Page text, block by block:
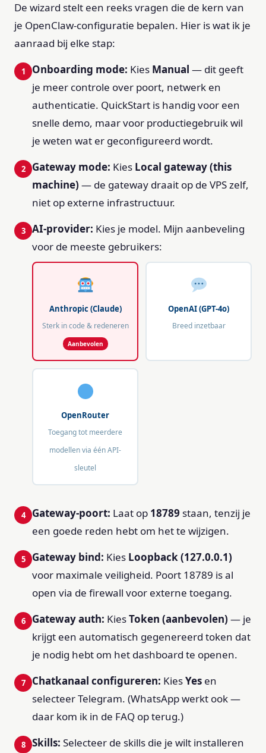
De wizard stelt een reeks vragen die de kern van
je OpenClaw-configuratie bepalen. Hier is wat ik je
aanraad bij elke stap:
Onboarding mode: Kies Manual — dit geeft
je meer controle over poort, netwerk en
authenticatie. QuickStart is handig voor een
snelle demo, maar voor productiegebruik wil
je weten wat er geconfigureerd wordt.
Gateway mode: Kies Local gateway (this
machine) — de gateway draait op de VPS zelf,
niet op externe infrastructuur.
AI-provider: Kies je model. Mijn aanbeveling
voor de meeste gebruikers:
Anthropic (Claude)
Sterk in code & redeneren
OpenAI (GPT-4o)
Breed inzetbaar
OpenRouter
Toegang tot meerdere
modellen via één API-
sleutel
Gateway-poort: Laat op 18789 staan, tenzij je
een goede reden hebt om het te wijzigen.
Gateway bind: Kies Loopback (127.0.0.1)
voor maximale veiligheid. Poort 18789 is al
open via de firewall voor externe toegang.
Gateway auth: KiesToken (aanbevolen) — je
krijgt een automatisch gegenereerd token dat
je nodig hebt om het dashboard te openen.
Chatkanaal configureren: KiesYes en
selecteer Telegram. (WhatsApp werkt ook —
daar kom ik in de FAQ op terug.)
Skills: Selecteer de skills die je wilt installeren